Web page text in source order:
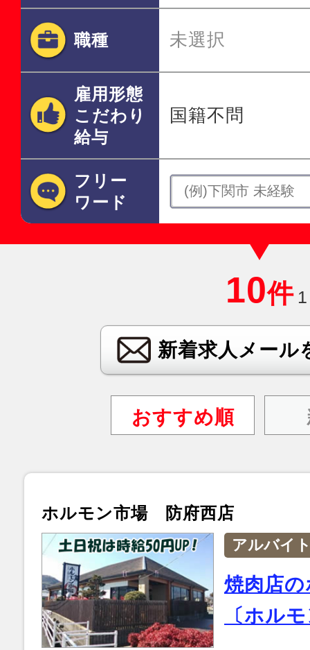
職種 未選択
雇用形態
こだわり
給与
国籍不問
フリー
ワード
10件
新着求人メール
おすすめ順
ホルモン市場 防府西店
アルバイ
焼肉店
〔ホル